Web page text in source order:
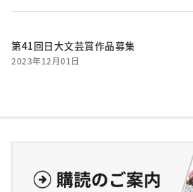
第41回日大文芸賞作品募集
2023年12月01日